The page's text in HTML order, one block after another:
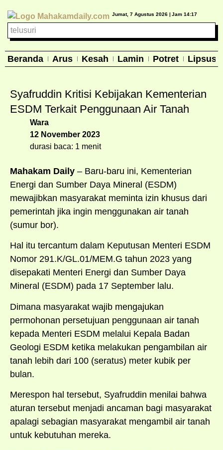
Jumat, 7 Agustus 2026 | Jam 14:17
Beranda Arus Kesah Lamin Potret Lipsus
Syafruddin Kritisi Kebijakan Kementerian
ESDM Terkait Penggunaan Air Tanah
Wara
12 November 2023
durasi baca: 1 menit
Mahakam Daily – Baru-baru ini, Kementerian
Energi dan Sumber Daya Mineral (ESDM)
mewajibkan masyarakat meminta izin khusus dari
pemerintah jika ingin menggunakan air tanah
(sumur bor).
Hal itu tercantum dalam Keputusan Menteri ESDM
Nomor 291.K/GL.01/MEM.G tahun 2023 yang
disepakati Menteri Energi dan Sumber Daya
Mineral (ESDM) pada 17 September lalu.
Dimana masyarakat wajib mengajukan
permohonan persetujuan penggunaan air tanah
kepada Menteri ESDM melalui Kepala Badan
Geologi ESDM ketika melakukan pengambilan air
tanah lebih dari 100 (seratus) meter kubik per
bulan.
Merespon hal tersebut, Syafruddin menilai bahwa
aturan tersebut menjadi ancaman bagi masyarakat
apalagi sebagian masyarakat mengambil air tanah
untuk kebutuhan mereka.